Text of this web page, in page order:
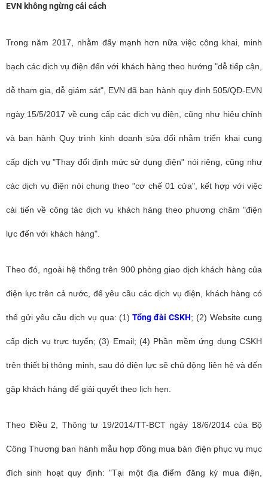
EVN không ngừng cải cách
Trong năm 2017, nhằm đẩy mạnh hơn nữa việc công khai, minh
bạch các dịch vụ điện đến với khách hàng theo hướng "dễ tiếp cận,
dễ tham gia, dễ giám sát", EVN đã ban hành quy định 505/QĐ-EVN
ngày 15/5/2017 về cung cấp các dịch vụ điện, cũng như hiệu chỉnh
và ban hành Quy trình kinh doanh sửa đổi nhằm triển khai cung
cấp dịch vụ "Thay đổi định mức sử dụng điện" nói riêng, cũng như
các dịch vụ điện nói chung theo "cơ chế 01 cửa", kết hợp với việc
cải tiến về công tác dịch vụ khách hàng theo phương châm "điện
lực đến với khách hàng".
Theo đó, ngoài hệ thống trên 900 phòng giao dịch khách hàng của
điện lực trên cả nước, để yêu cầu các dịch vụ điện, khách hàng có
thể gửi yêu cầu dịch vụ qua: (1) Tổng đài CSKH; (2) Website cung
cấp dịch vụ trực tuyến; (3) Email; (4) Phần mềm ứng dụng CSKH
trên thiết bị thông minh, sau đó điện lực sẽ chủ động liên hệ và đến
gặp khách hàng để giải quyết theo lịch hẹn.
Theo Điều 2, Thông tư 19/2014/TT-BCT ngày 18/6/2014 của Bộ
Công Thương ban hành mẫu hợp đồng mua bán điện phục vụ mục
đích sinh hoạt quy định: "Tại một địa điểm đăng ký mua điện,